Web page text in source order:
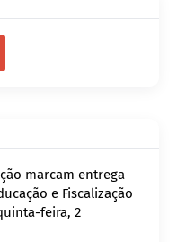
marcam entrega
e Fiscalização
feira, 2